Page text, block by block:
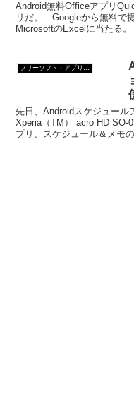
Android無料Officeアプリ
リだ。 Googleから無料で
MicrosoftのExcelに当たる
フリーソフト・アプリ・Webサービス
先日、Androidスケジュール
Xperia（TM） acro HD SO-
プリ、スケジュール＆メモ